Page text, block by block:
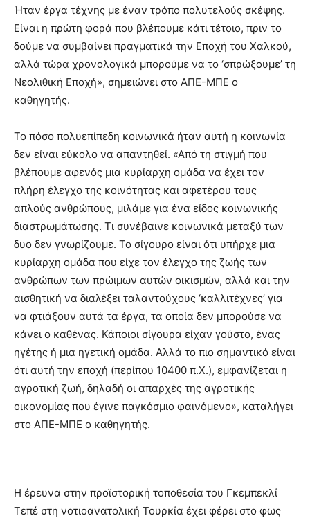
Ήταν έργα τέχνης με έναν τρόπο πολυτελούς σκέψης.
Είναι η πρώτη φορά που βλέπουμε κάτι τέτοιο, πριν το
δούμε να συμβαίνει πραγματικά την Εποχή του Χαλκού,
αλλά τώρα χρονολογικά μπορούμε να το ‘σπρώξουμε’ τη
Νεολιθική Εποχή», σημειώνει στο ΑΠΕ-ΜΠΕ ο
καθηγητής.
Το πόσο πολυεπίπεδη κοινωνικά ήταν αυτή η κοινωνία
δεν είναι εύκολο να απαντηθεί. «Από τη στιγμή που
βλέπουμε αφενός μια κυρίαρχη ομάδα να έχει τον
πλήρη έλεγχο της κοινότητας και αφετέρου τους
απλούς ανθρώπους, μιλάμε για ένα είδος κοινωνικής
διαστρωμάτωσης. Τι συνέβαινε κοινωνικά μεταξύ των
δυο δεν γνωρίζουμε. Το σίγουρο είναι ότι υπήρχε μια
κυρίαρχη ομάδα που είχε τον έλεγχο της ζωής των
ανθρώπων των πρώιμων αυτών οικισμών, αλλά και την
αισθητική να διαλέξει ταλαντούχους ‘καλλιτέχνες’ για
να φτιάξουν αυτά τα έργα, τα οποία δεν μπορούσε να
κάνει ο καθένας. Κάποιοι σίγουρα είχαν γούστο, ένας
ηγέτης ή μια ηγετική ομάδα. Αλλά το πιο σημαντικό είναι
ότι αυτή την εποχή (περίπου 10400 π.Χ.), εμφανίζεται η
αγροτική ζωή, δηλαδή οι απαρχές της αγροτικής
οικονομίας που έγινε παγκόσμιο φαινόμενο», καταλήγει
στο ΑΠΕ-ΜΠΕ ο καθηγητής.
Η έρευνα στην προϊστορική τοποθεσία του Γκεμπεκλί
Τεπέ στη νοτιοανατολική Τουρκία έχει φέρει στο φως